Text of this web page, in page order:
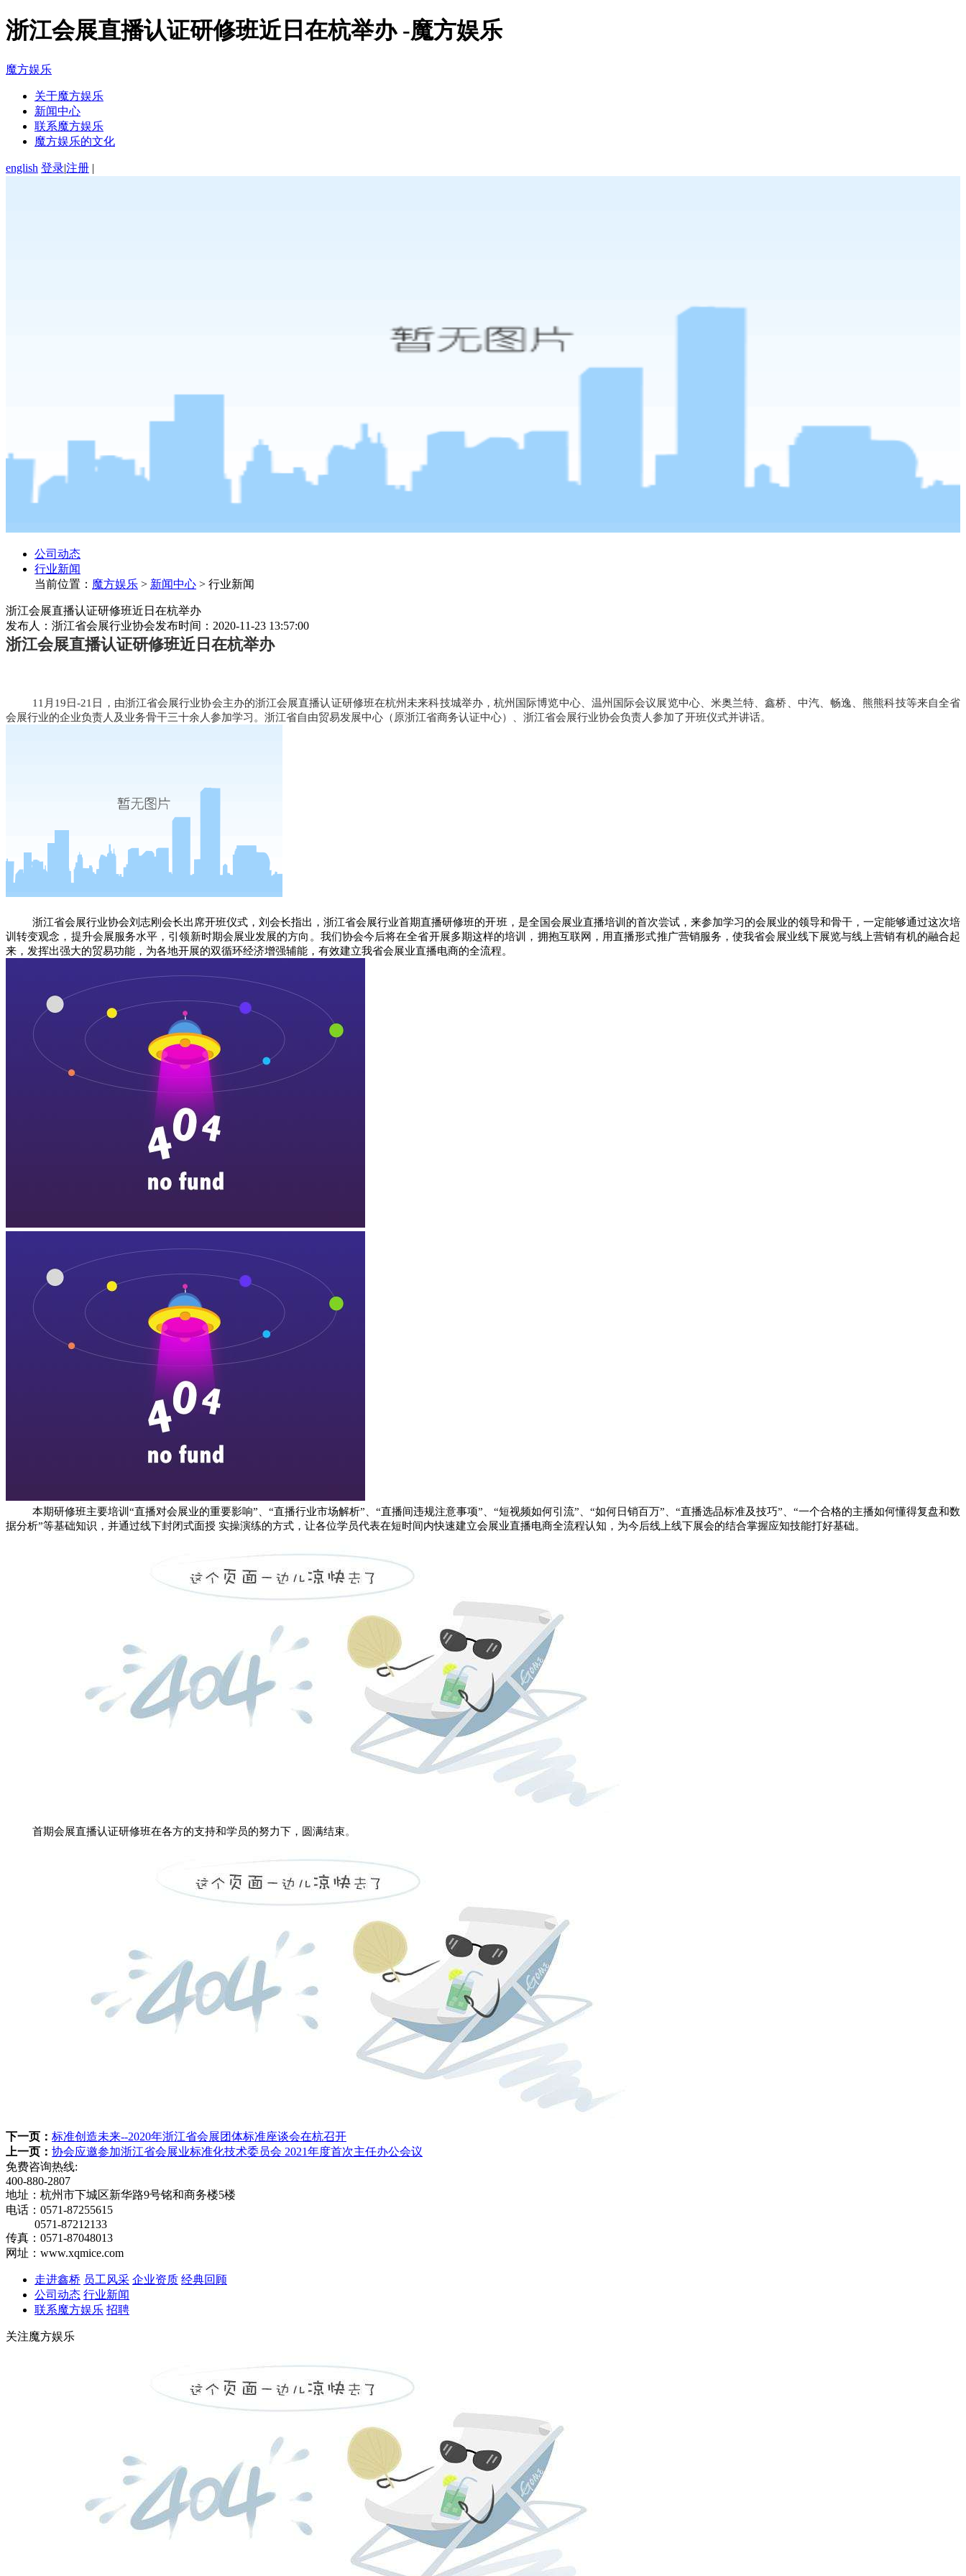
浙江会展直播认证研修班近日在杭举办 -魔方娱乐
魔方娱乐
关于魔方娱乐
新闻中心
联系魔方娱乐
魔方娱乐的文化
english 登录|注册 |
公司动态
行业新闻
当前位置： 魔方娱乐 > 新闻中心 > 行业新闻
浙江会展直播认证研修班近日在杭举办
发布人：浙江省会展行业协会发布时间：2020-11-23 13:57:00
浙江会展直播认证研修班近日在杭举办
11月19日-21日，由浙江省会展行业协会主办的浙江会展直播认证研修班在杭州未来科技城举办，杭州国际博览中心、温州国际会议展览中心、米奥兰特、鑫桥、中汽、畅逸、熊熊科技等来自全省
会展行业的企业负责人及业务骨干三十余人参加学习。浙江省自由贸易发展中心（原浙江省商务认证中心）、浙江省会展行业协会负责人参加了开班仪式并讲话。
浙江省会展行业协会刘志刚会长出席开班仪式，刘会长指出，浙江省会展行业首期直播研修班的开班，是全国会展业直播培训的首次尝试，来参加学习的会展业的领导和骨干，一定能够通过这次培
训转变观念，提升会展服务水平，引领新时期会展业发展的方向。我们协会今后将在全省开展多期这样的培训，拥抱互联网，用直播形式推广营销服务，使我省会展业线下展览与线上营销有机的融合起
来，发挥出强大的贸易功能，为各地开展的双循环经济增强辅能，有效建立我省会展业直播电商的全流程。
本期研修班主要培训“直播对会展业的重要影响”、“直播行业市场解析”、“直播间违规注意事项”、“短视频如何引流”、“如何日销百万”、“直播选品标准及技巧”、“一个合格的主播如何懂得复盘和数
据分析”等基础知识，并通过线下封闭式面授 实操演练的方式，让各位学员代表在短时间内快速建立会展业直播电商全流程认知，为今后线上线下展会的结合掌握应知技能打好基础。
首期会展直播认证研修班在各方的支持和学员的努力下，圆满结束。
下一页： 标准创造未来--2020年浙江省会展团体标准座谈会在杭召开
上一页： 协会应邀参加浙江省会展业标准化技术委员会 2021年度首次主任办公会议
免费咨询热线:
400-880-2807
地址：杭州市下城区新华路9号铭和商务楼5楼
电话：0571-87255615
0571-87212133
传真：0571-87048013
网址：www.xqmice.com
走进鑫桥 员工风采 企业资质 经典回顾
公司动态 行业新闻
联系魔方娱乐 招聘
关注魔方娱乐